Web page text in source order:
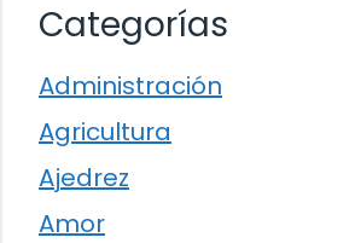
Categorías
Administración
Agricultura
Ajedrez
Amor